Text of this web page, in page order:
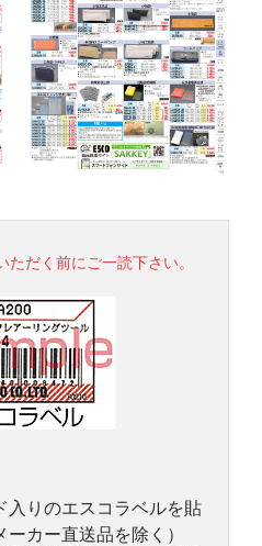
だく前にご一読下さい。
入りのエスコラベルを貼
カー直送品を除く）